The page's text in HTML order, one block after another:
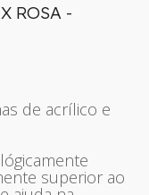
ROSA -
de acrílico e
superior ao